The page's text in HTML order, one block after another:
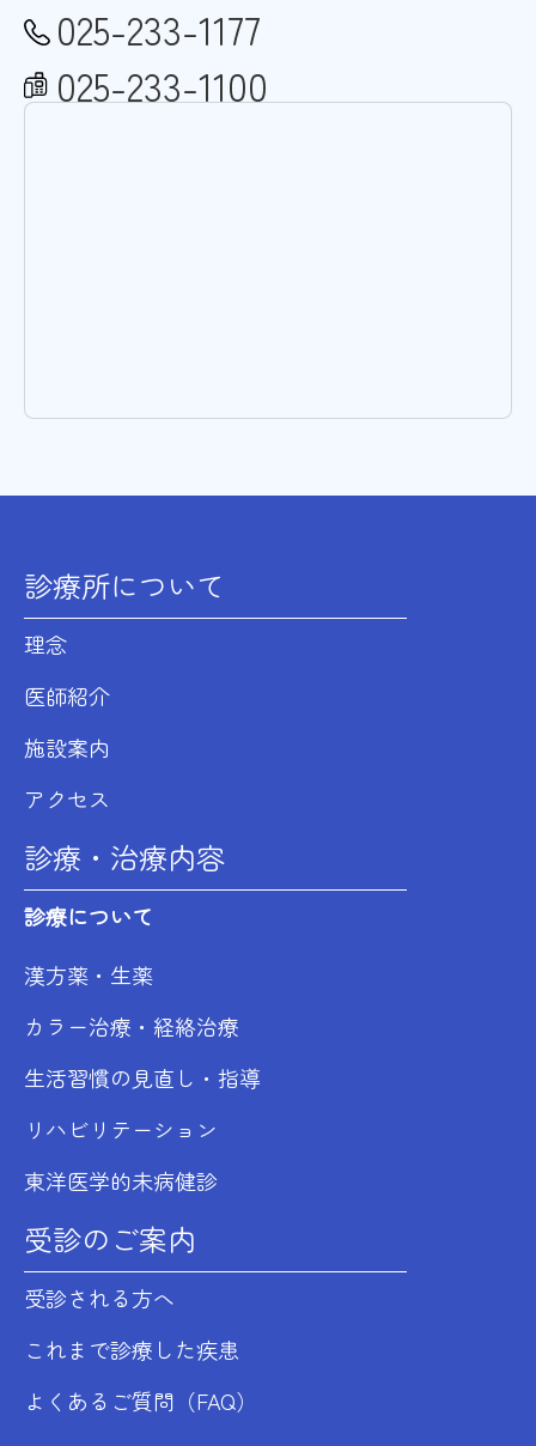
025-233-1177
025-233-1100
診療所について
理念
医師紹介
施設案内
アクセス
診療・治療内容
診療について
漢方薬・生薬
カラー治療・経絡治療
生活習慣の見直し・指導
リハビリテーション
東洋医学的未病健診
受診のご案内
受診される方へ
これまで診療した疾患
よくあるご質問（FAQ）